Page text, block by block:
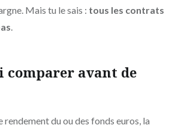
Mais tu le sais : tous les contrats
.
comparer avant de
rendement du ou des fonds euros, la